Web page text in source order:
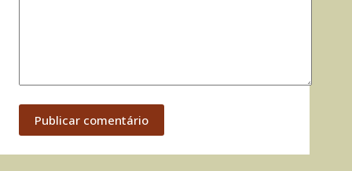
Publicar comentário